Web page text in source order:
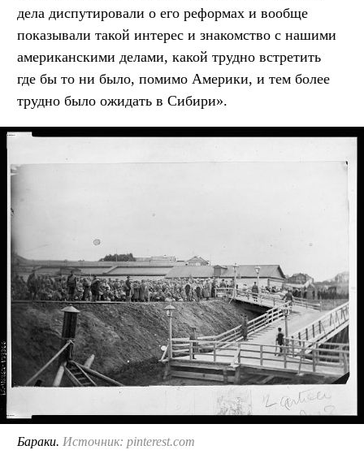
дела диспутировали о его реформах и вообще
показывали такой интерес и знакомство с нашими
американскими делами, какой трудно встретить
где бы то ни было, помимо Америки, и тем более
трудно было ожидать в Сибири».
Бараки. Источник: pinterest.com